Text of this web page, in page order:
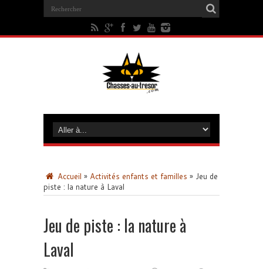
Accueil » Activités enfants et familles » Jeu de
piste : la nature à Laval
Jeu de piste : la nature à
Laval